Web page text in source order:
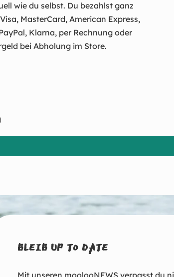
wie du selbst. Du bezahlst ganz
MasterCard, American Express,
Klarna, per Rechnung oder
bei Abholung im Store.
BLEIB UP TO DATE